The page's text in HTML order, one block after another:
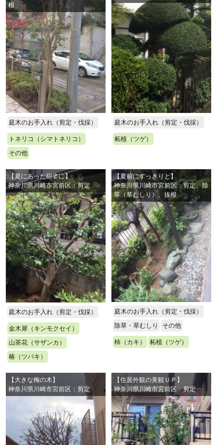
根
庭木のお手入れ（剪定・伐採）
トネリコ（シマトネリコ）
その他
庭木のお手入れ（剪定・伐採）
柘植（ツゲ）
【夏にあった樹姿に】
神奈川県川崎市宮前区：剪定
庭木のお手入れ（剪定・伐採）
金木犀（キンモクセイ）
山茶花（サザンカ）
椿（ツバキ）
【夏前にすっきりと】
神奈川県川崎市宮前区：剪定、除
草（草むしり）、抜根
庭木のお手入れ（剪定・伐採）
除草・草むしり
その他
柿（カキ） 柘植（ツゲ）
【大きな梅の木】
神奈川県川崎市宮前区：剪定
【住居外観の美観ＵＰ】
神奈川県川崎市宮前区：剪定